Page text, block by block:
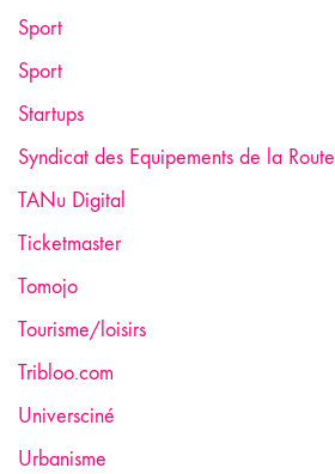
Sport
Sport
Startups
Syndicat des Equipements de la Route
TANu Digital
Ticketmaster
Tomojo
Tourisme/loisirs
Tribloo.com
Universciné
Urbanisme